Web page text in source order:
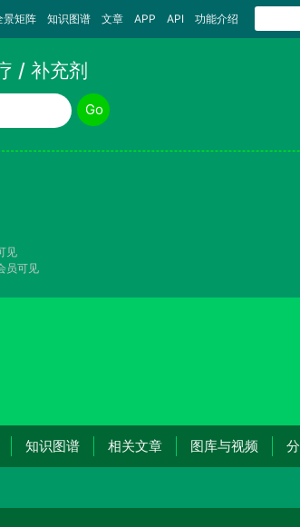
景矩阵 知识图谱 文章 APP API 功能介绍
/ 补充剂
Go
见
员可见
知识图谱 相关文章 图库与视频